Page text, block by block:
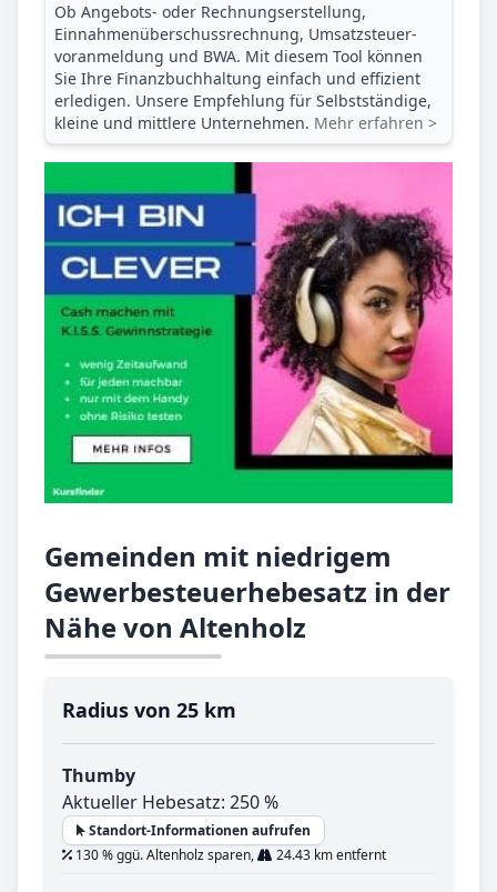
Ob Angebots- oder Rechnungserstellung,
Einnahmenüberschuss­rechnung, Umsatzsteuer­
voranmeldung und BWA. Mit diesem Tool können
Sie Ihre Finanz­buchhaltung einfach und effizient
erledigen. Unsere Empfehlung für Selbstständige,
kleine und mittlere Unternehmen. Mehr erfahren >
Gemeinden mit niedrigem
Gewerbesteuerhebesatz in der
Nähe von Altenholz
Radius von 25 km
Thumby
Aktueller Hebesatz: 250 %
Standort-Informationen aufrufen
130 % ggü. Altenholz sparen,
24.43 km entfernt